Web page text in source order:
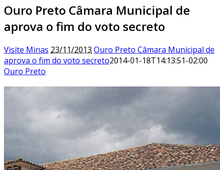
Ouro Preto Câmara Municipal de
aprova o fim do voto secreto
Visite Minas 23/11/2013 Ouro Preto Câmara Municipal de
aprova o fim do voto secreto2014-01-18T14:13:51-02:00
Ouro Preto